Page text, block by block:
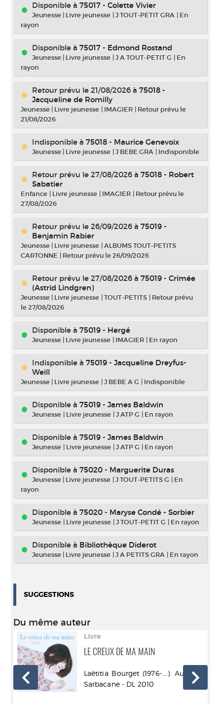
Disponible à 75017 - Colette Vivier
Jeunesse | Livre jeunesse |J TOUT-PETIT GRA | En
rayon
Disponible à 75017 - Edmond Rostand
Jeunesse | Livre jeunesse |J A TOUT-PETIT G | En
rayon
Retour prévu le 21/08/2026 à 75018 -
Jacqueline de Romilly
Jeunesse | Livre jeunesse | IMAGIER | Retour prévu le
21/08/2026
Indisponible à 75018 - Maurice Genevoix
Jeunesse | Livre jeunesse |J BEBE GRA | Indisponible
Retour prévu le 27/08/2026 à 75018 - Robert
Sabatier
Enfance | Livre jeunesse | IMAGIER | Retour prévu le
27/08/2026
Retour prévu le 26/09/2026 à 75019 -
Benjamin Rabier
Jeunesse | Livre jeunesse |ALBUMS TOUT-PETITS
CARTONNE | Retour prévu le 26/09/2026
Retour prévu le 27/08/2026 à 75019 - Crimée
(Astrid Lindgren)
Jeunesse | Livre jeunesse |TOUT-PETITS | Retour prévu
le 27/08/2026
Disponible à 75019 - Hergé
Jeunesse | Livre jeunesse | IMAGIER | En rayon
Indisponible à 75019 - Jacqueline Dreyfus-
Weill
Jeunesse | Livre jeunesse |J BEBE A G | Indisponible
Disponible à 75019 - James Baldwin
Jeunesse | Livre jeunesse |J ATP G | En rayon
Disponible à 75019 - James Baldwin
Jeunesse | Livre jeunesse |J ATP G | En rayon
Disponible à 75020 - Marguerite Duras
Jeunesse | Livre jeunesse |J TOUT-PETITS G | En
rayon
Disponible à 75020 - Maryse Condé - Sorbier
Jeunesse | Livre jeunesse |J TOUT-PETIT G | En rayon
Disponible à Bibliothèque Diderot
Jeunesse | Livre jeunesse |J A PETITS GRA | En rayon
SUGGESTIONS
Du même auteur
Livre
LE CREUX DE MA MAIN
Laëtitia Bourget (1976-....). Auteur -
Sarbacane - DL 2010